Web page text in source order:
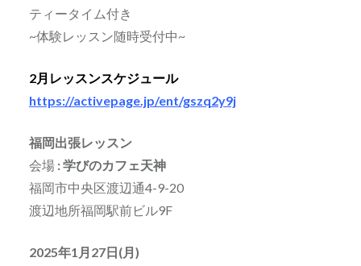
ティータイム付き
~体験レッスン随時受付中~
2月レッスンスケジュール
https://activepage.jp/ent/gszq2y9j
福岡出張レッスン
会場: 学びのカフェ天神
福岡市中央区渡辺通4-9-20
渡辺地所福岡駅前ビル9F
2025年1月27日(月)